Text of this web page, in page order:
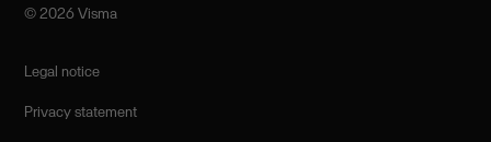
©️ 2026 Visma
Legal notice
Privacy statement